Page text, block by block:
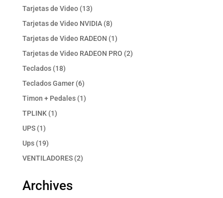
productos
Tarjetas de Video 1313
productos
Tarjetas de Video NVIDIA 88
productos
Tarjetas de Video RADEON 11
producto
Tarjetas de Video RADEON PRO 22
Teclados 1818
productos
Teclados Gamer 66
productos
Timon + Pedales 11
TPLINK 11
UPS 11
producto
Ups 1919
productos
VENTILADORES 22
Archives